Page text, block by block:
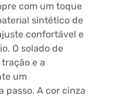
com um toque
sintético de
confortável e
O solado de
e a
um
passo. A cor cinza